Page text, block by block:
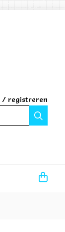
/ registreren